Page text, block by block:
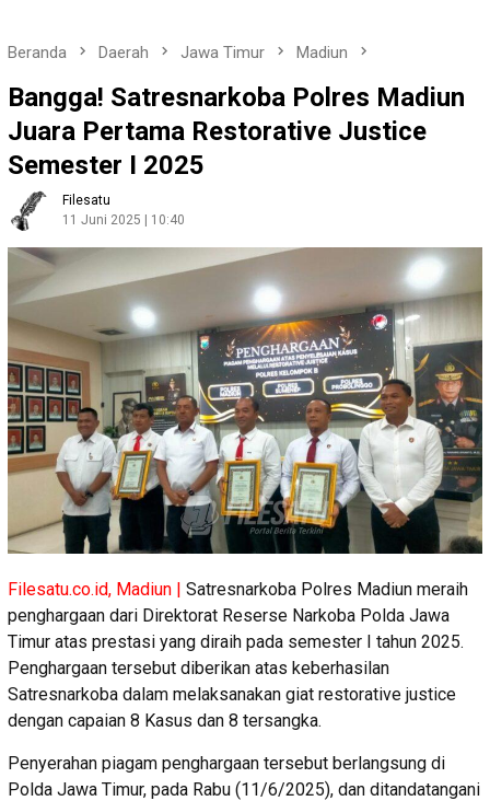
Beranda Daerah Jawa Timur Madiun
Bangga! Satresnarkoba Polres Madiun
Juara Pertama Restorative Justice
Semester I 2025
Filesatu
11 Juni 2025 | 10:40
Filesatu.co.id, Madiun | Satresnarkoba Polres Madiun meraih
penghargaan dari Direktorat Reserse Narkoba Polda Jawa
Timur atas prestasi yang diraih pada semester I tahun 2025.
Penghargaan tersebut diberikan atas keberhasilan
Satresnarkoba dalam melaksanakan giat restorative justice
dengan capaian 8 Kasus dan 8 tersangka.
Penyerahan piagam penghargaan tersebut berlangsung di
Polda Jawa Timur, pada Rabu (11/6/2025), dan ditandatangani